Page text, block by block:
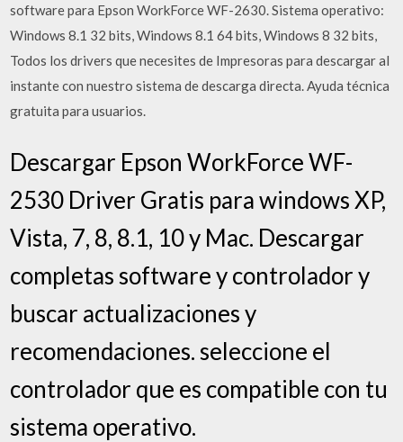
software para Epson WorkForce WF-2630. Sistema operativo:
Windows 8.1 32 bits, Windows 8.1 64 bits, Windows 8 32 bits,
Todos los drivers que necesites de Impresoras para descargar al
instante con nuestro sistema de descarga directa. Ayuda técnica
gratuita para usuarios.
Descargar Epson WorkForce WF-
2530 Driver Gratis para windows XP,
Vista, 7, 8, 8.1, 10 y Mac. Descargar
completas software y controlador y
buscar actualizaciones y
recomendaciones. seleccione el
controlador que es compatible con tu
sistema operativo.